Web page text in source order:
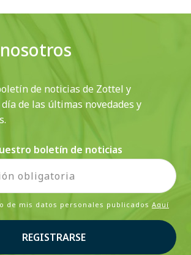
de noticias de Zottel y
de las últimas novedades y
boletín de noticias
de mis datos personales publicados Aquí
REGISTRARSE